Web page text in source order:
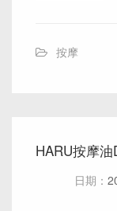
按摩
HARU按摩
日期：